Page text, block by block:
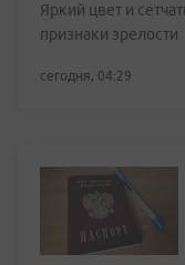
Яркий цвет и
признаки зрелости
сегодня, 04:29